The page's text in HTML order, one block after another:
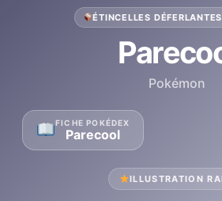
ÉTINCELLES DÉFERLANTES
Pokémon
FICHE POKÉDEX
Parecool
ILLUSTRATION